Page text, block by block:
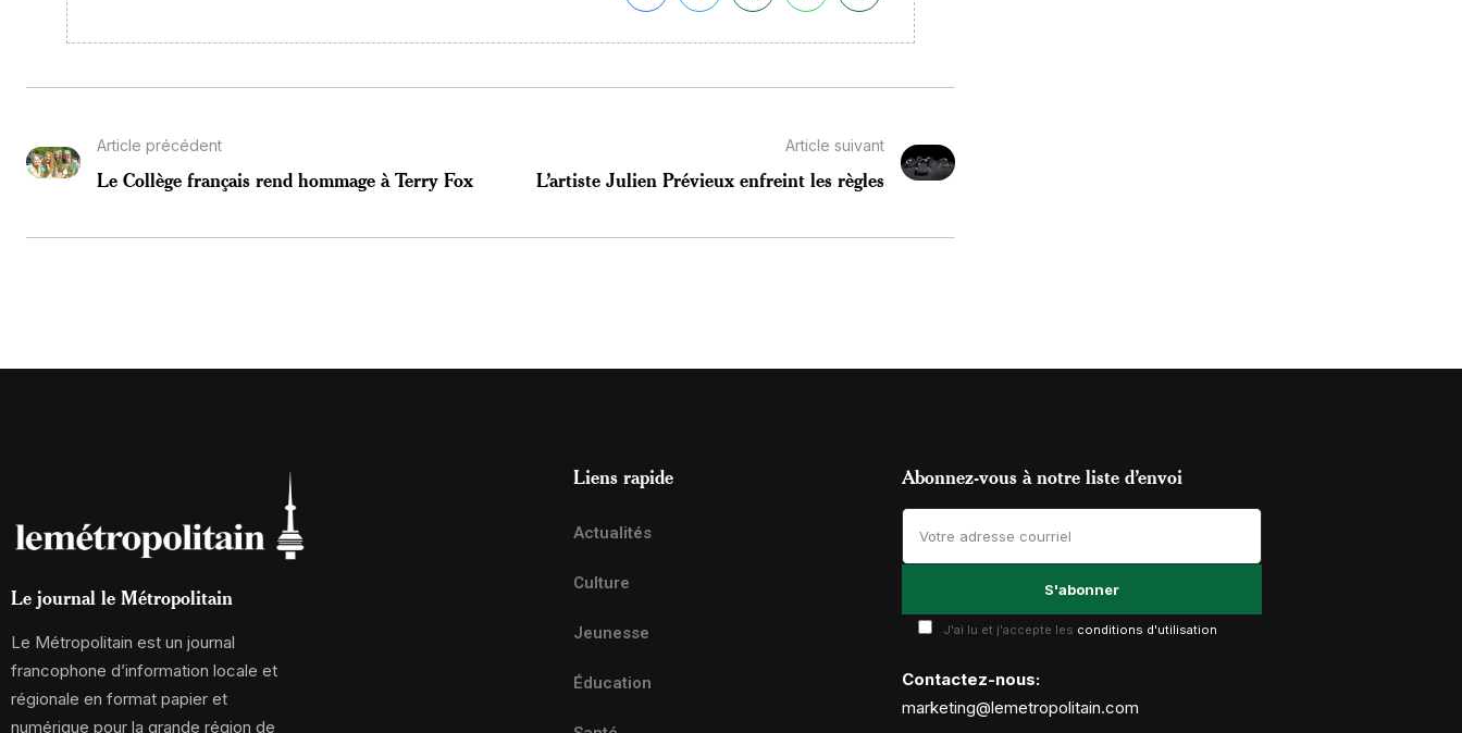
Article précédent
Le Collège français rend hommage à Terry Fox
Article suivant
L’artiste Julien Prévieux enfreint les règles
Le journal le Métropolitain
Le Métropolitain est un journal
francophone d’information locale et
régionale en format papier et
numérique pour la grande région de
Liens rapide
Actualités
Culture
Jeunesse
Éducation
Abonnez-vous à notre liste d’envoi
J'ai lu et j'accepte les conditions d'utilisation
Contactez-nous:
marketing@lemetropolitain.com